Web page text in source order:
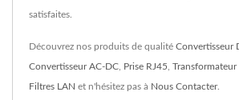
satisfaites.
Découvrez nos produits de qualité Convertisseur
Convertisseur AC-DC Prise RJ45
Filtres LAN et n'hésitez pas à Nous Contacter.